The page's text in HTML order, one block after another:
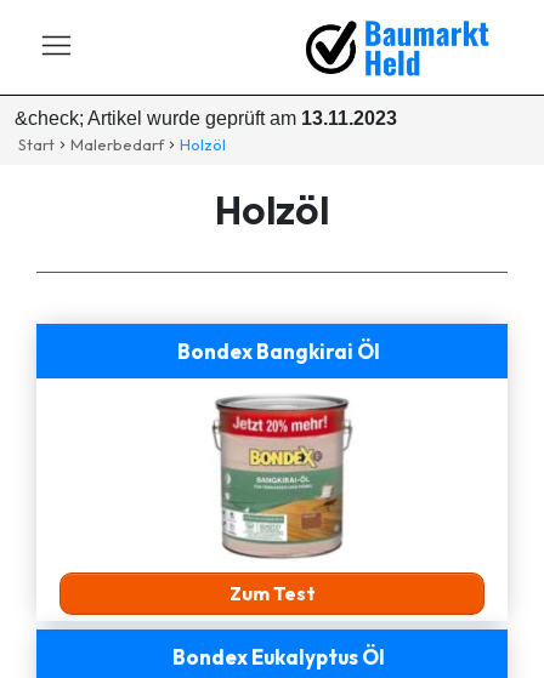
&check; Artikel wurde geprüft am 13.11.2023
Start Malerbedarf Holzöl
Holzöl
Bondex Bangkirai Öl
Zum Test
Bondex Eukalyptus Öl